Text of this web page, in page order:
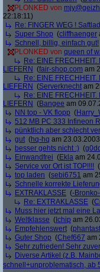
PLONKED von
22:18:11)
Re: FINGER WEG !
Super Shop (cliffhaenger
Schnell, billig, einfach gut!
PLONKED von queen of
Re: EINE
LIEFERN (fair-shop.com am
Re: EINE
LIEFERN (Serverknecht am
Re: EINE
LIEFERN (Bangee am
NN top - VK flopp (
512 MB PC 333 Infineon
pünktlich aber schlecht
gut (hq-hq am
besser gehts nicht :) (
Einwandfrei (Ekla am
Service vor Ort ist TOP!!!! (
top laden (sebi6751 am
Schnelle korrekte
EXTRAKLASSE (-Bronko-
Re: EXTRAKLASSE (
Muss hier jetzt mal eine
Weltklasse ( Ichip am
Empfehlenswert (phantast
Guter Shop (Chef667 am
Sehr zufrieden! Sehr
Diverse Artikel (z.B.
schnell+unproblematisch, ab